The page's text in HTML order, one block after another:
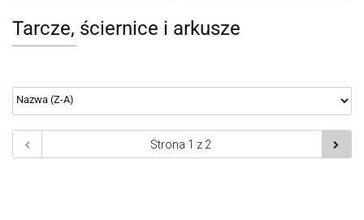
Tarcze, ściernice i arkusze